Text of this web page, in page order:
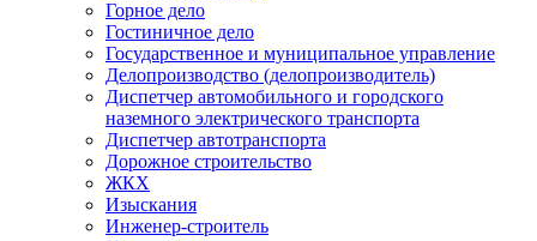
Горное дело
Гостиничное дело
Государственное и муниципальное управление
Делопроизводство (делопроизводитель)
Диспетчер автомобильного и городского
наземного электрического транспорта
Диспетчер автотранспорта
Дорожное строительство
ЖКХ
Изыскания
Инженер-строитель